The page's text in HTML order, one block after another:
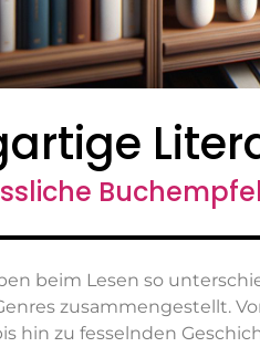
beim Lesen so
zusammengestellt.
hin zu fesselnden